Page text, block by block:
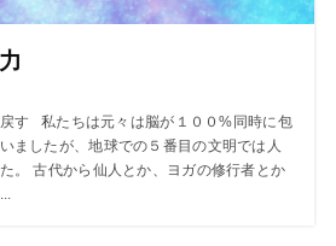
す 私たちは元々は脳が１００%同時に包
ましたが、地球での５番目の文明では人
。 古代から仙人とか、ヨガの修行者とか